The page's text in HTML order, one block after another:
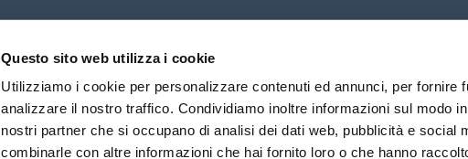
Questo sito web utilizza i cookie
Utilizziamo i cookie per personalizzare contenuti ed annunci, per fornire
analizzare il nostro traffico. Condividiamo inoltre informazioni sul modo
nostri partner che si occupano di analisi dei dati web, pubblicità e social
combinarle con altre informazioni che hai fornito loro o che hanno
Chi siamo Eventi Contatto